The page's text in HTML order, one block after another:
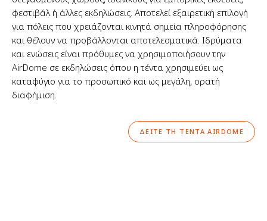
φεστιβάλ ή άλλες εκδηλώσεις. Αποτελεί εξαιρετική επιλογή
για πόλεις που χρειάζονται κινητά σημεία πληροφόρησης
και θέλουν να προβάλλονται αποτελεσματικά. Ιδρύματα
και ενώσεις είναι πρόθυμες να χρησιμοποιήσουν την
AirDome σε εκδηλώσεις όπου η τέντα χρησιμεύει ως
καταφύγιο για το προσωπικό και ως μεγάλη, ορατή
διαφήμιση.
ΔΕΊΤΕ ΤΗ ΤΈΝΤΑ AIRDOME